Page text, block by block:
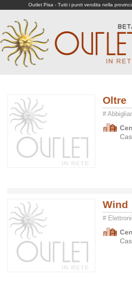
Outlet Pisa - Tutti i punti vendita nella
Oltre
#
Wind
#